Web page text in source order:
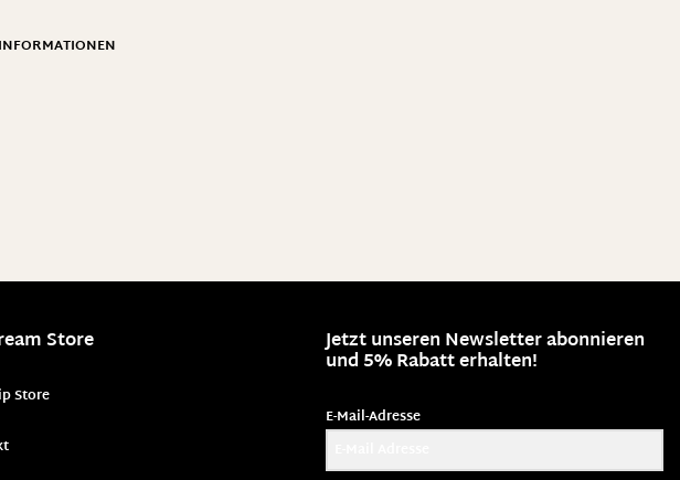
Store
Store
Jetzt unseren Newsletter abonnieren
und 5% Rabatt erhalten!
E-Mail-Adresse